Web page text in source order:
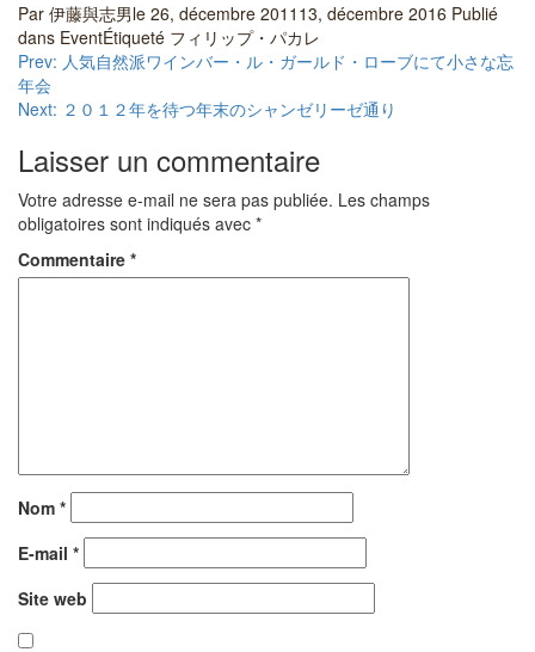
Partager
Par 伊藤與志男le 26, décembre 2011 13, décembre 2016 Publié
dans EventÉtiqueté フィリップ・パカレ
Navigation
de
l’article
Prev: 人気自然派ワインバー・ル・ガールド・ローブにて小さな忘
年会
Next: ２０１２年を待つ年末のシャンゼリーゼ通り
Laisser un commentaire
Votre adresse e-mail ne sera pas publiée. Les champs
obligatoires sont indiqués avec *
Commentaire *
Nom *
E-mail *
Site web